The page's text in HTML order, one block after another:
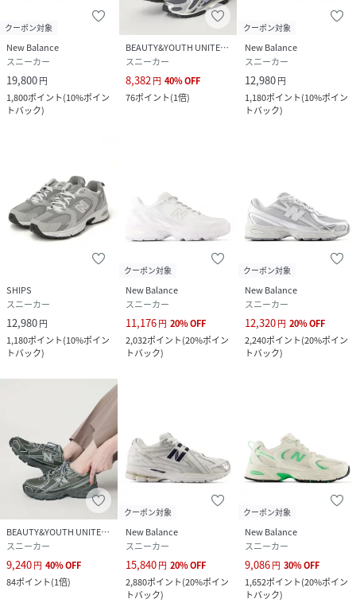
クーポン対象
New Balance
スニーカー
19,800円
1,800ポイント(10%ポイン
トバック)
BEAUTY&YOUTH UNITED ARROWS
スニーカー
8,382円 40%OFF
76ポイント(1倍)
クーポン対象
New Balance
スニーカー
12,980円
1,180ポイント(10%ポイン
トバック)
SHIPS
スニーカー
12,980円
1,180ポイント(10%ポイン
トバック)
クーポン対象
New Balance
スニーカー
11,176円 20%OFF
2,032ポイント(20%ポイン
トバック)
クーポン対象
New Balance
スニーカー
12,320円 20%OFF
2,240ポイント(20%ポイン
トバック)
BEAUTY&YOUTH UNITED ARROWS
スニーカー
9,240円 40%OFF
84ポイント(1倍)
クーポン対象
New Balance
スニーカー
15,840円 20%OFF
2,880ポイント(20%ポイン
トバック)
クーポン対象
New Balance
スニーカー
9,086円 30%OFF
1,652ポイント(20%ポイン
トバック)